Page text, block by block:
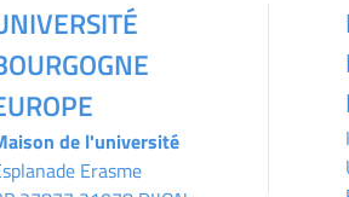
de l'université
Erasme